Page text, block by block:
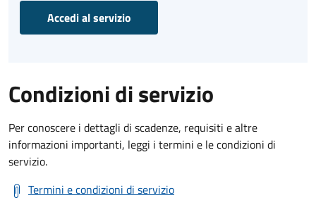
Accedi al servizio
Condizioni di servizio
Per conoscere i dettagli di scadenze, requisiti e altre
informazioni importanti, leggi i termini e le condizioni di
servizio.
Termini e condizioni di servizio